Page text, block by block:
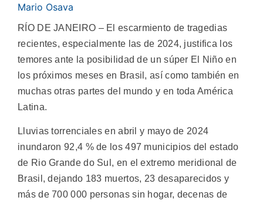
Mario Osava
RÍO DE JANEIRO – El escarmiento de tragedias
recientes, especialmente las de 2024, justifica los
temores ante la posibilidad de un súper El Niño en
los próximos meses en Brasil, así como también en
muchas otras partes del mundo y en toda América
Latina.
Lluvias torrenciales en abril y mayo de 2024
inundaron 92,4 % de los 497 municipios del estado
de Rio Grande do Sul, en el extremo meridional de
Brasil, dejando 183 muertos, 23 desaparecidos y
más de 700 000 personas sin hogar, decenas de